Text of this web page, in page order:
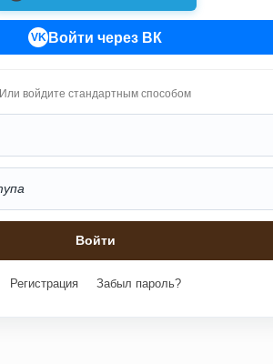
VK Войти через ВК
Или войдите стандартным способом
Регистрация Забыл пароль?